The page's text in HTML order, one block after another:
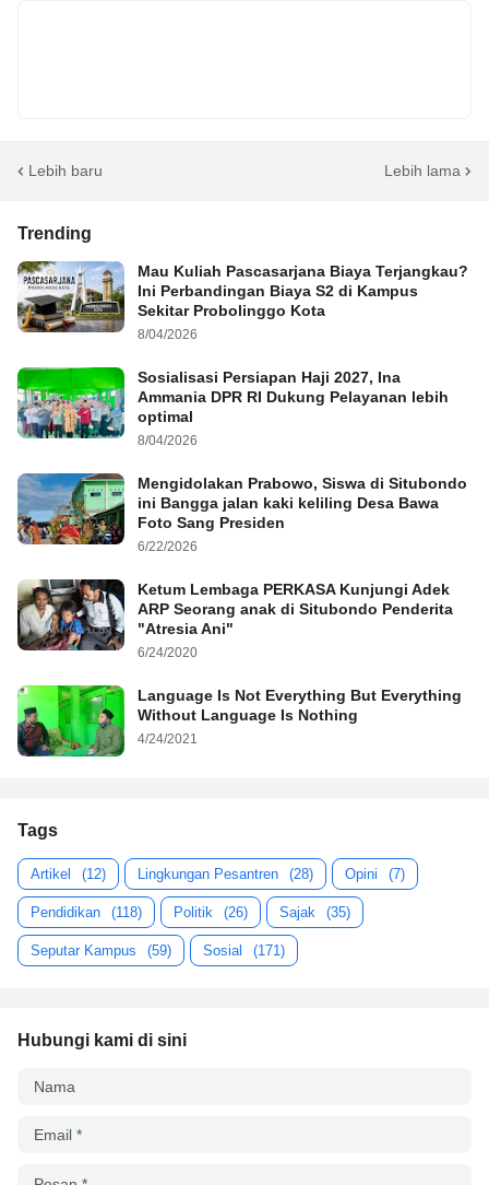
Lebih baru Lebih lama
Trending
Mau Kuliah Pascasarjana Biaya Terjangkau?
Ini Perbandingan Biaya S2 di Kampus
Sekitar Probolinggo Kota
8/04/2026
Sosialisasi Persiapan Haji 2027, Ina
Ammania DPR RI Dukung Pelayanan lebih
optimal
8/04/2026
Mengidolakan Prabowo, Siswa di Situbondo
ini Bangga jalan kaki keliling Desa Bawa
Foto Sang Presiden
6/22/2026
Ketum Lembaga PERKASA Kunjungi Adek
ARP Seorang anak di Situbondo Penderita
"Atresia Ani"
6/24/2020
Language Is Not Everything But Everything
Without Language Is Nothing
4/24/2021
Tags
Artikel (12) Lingkungan Pesantren (28) Opini (7)
Pendidikan (118) Politik (26) Sajak (35)
Seputar Kampus (59) Sosial (171)
Hubungi kami di sini